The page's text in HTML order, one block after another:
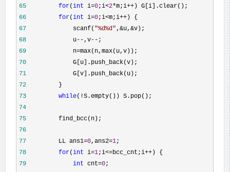
65
for(int i=0;i<2*m;i++
66
for(int i=0;i<m;i++
67
             scanf(
"%d%d",&u,&
68
             u--,v--
69
             n=
70
71
72
73
while(!
74
75
76
77
         LL ans1=
0,ans2=1
78
for(int i=1;i<=bcc_cnt;i++
79
int cnt=0